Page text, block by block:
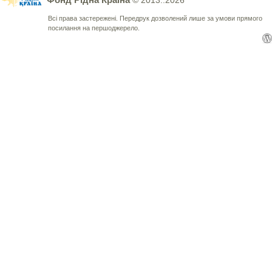
Всі права застережені. Передрук дозволений лише за умови прямого
посилання на першоджерело.